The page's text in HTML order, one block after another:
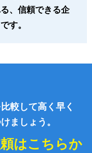
、信頼できる企
す。
較して高く早く
ましょう。
はこちらか